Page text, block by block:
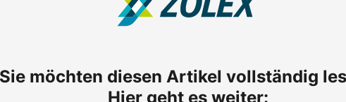
Sie möchten diesen Artikel vollständig
Hier geht es weiter: